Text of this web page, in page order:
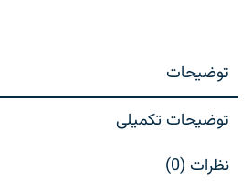
توضیحات
توضیحات تکمیلی
نظرات (0)